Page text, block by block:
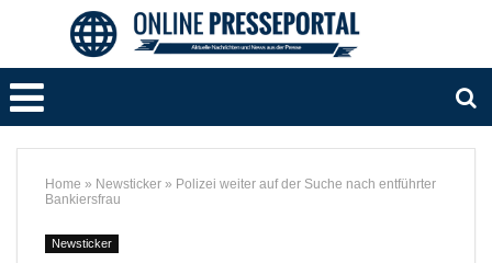
Home » Newsticker » Polizei weiter auf der Suche nach entführter
Bankiersfrau
Newsticker